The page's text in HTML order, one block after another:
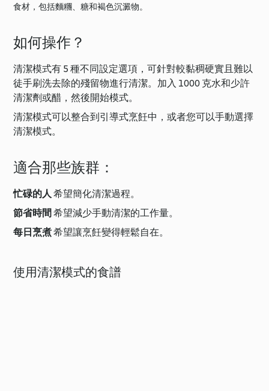
食材，包括麵糰、糖和褐色沉澱物。
如何操作？
清潔模式有 5 種不同設定選項，可針對較黏稠硬實且難以
徒手刷洗去除的殘留物進行清潔。加入 1000 克水和少許
清潔劑或醋，然後開始模式。
清潔模式可以整合到引導式烹飪中，或者您可以手動選擇
清潔模式。
適合那些族群：
忙碌的人 希望簡化清潔過程。
節省時間 希望減少手動清潔的工作量。
每日烹煮希望讓烹飪變得輕鬆自在。
使用清潔模式的食譜